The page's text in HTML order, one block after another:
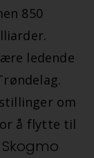
850
ledende
om
å flytte til
Skogmo